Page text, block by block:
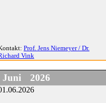
Prof. Jens Niemeyer / Dr.
Vink
Juni 2026